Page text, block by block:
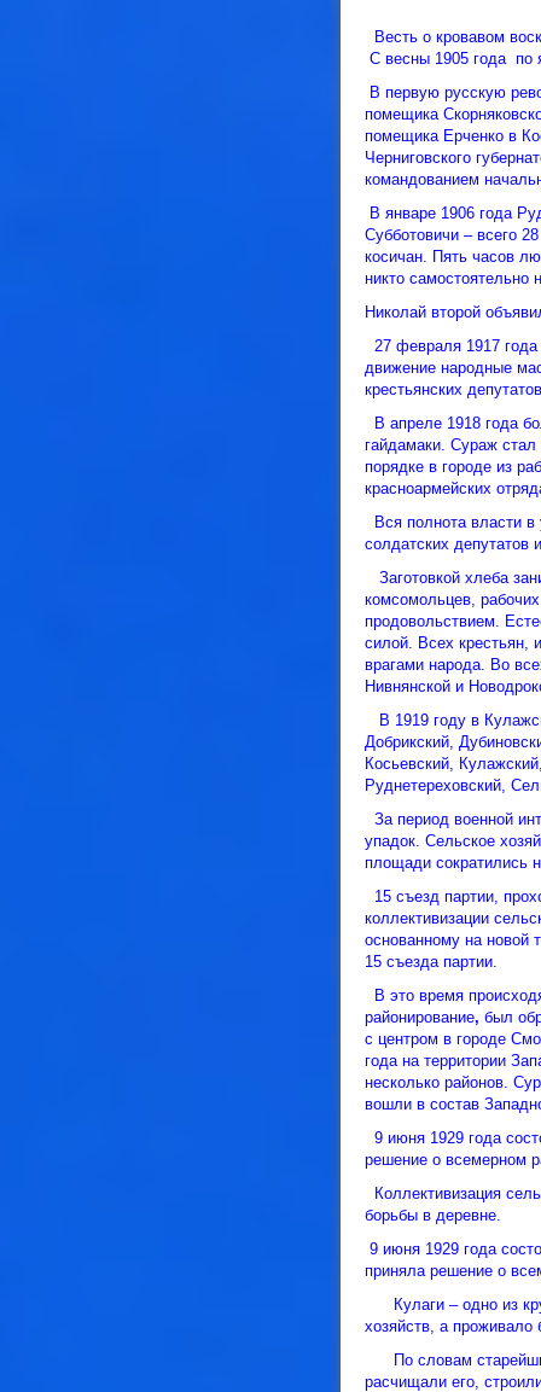
Весть о кровавом
С весны 1905 года по
В первую русскую
помещика
помещика Ерченко в
Черниговского
командованием
В январе 1906 года
Субботовичи – всего
косичан. Пять часов
никто самостоятельно
Николай второй
27 февраля 1917
движение народные
крестьянских
В апреле 1918 года
гайдамаки. Сураж
порядке в городе из
красноармейских
Вся полнота власти
солдатских депутатов
Заготовкой хлеба
комсомольцев,
продовольствием.
силой. Всех крестьян,
врагами народа. Во
Нивнянской и
В 1919 году в
Добрикский,
Косьевский,
Руднетереховский,
За период военной
упадок. Сельское
площади сократились
15 съезд партии,
коллективизации
основанному на новой
15 съезда партии.
В это время
районирование, был
с центром в городе
года на территории
несколько районов.
вошли в состав
9 июня 1929 года
решение о всемерном
Коллективизация
борьбы в деревне.
9 июня 1929 года
приняла решение о
Кулаги – одно из
хозяйств, а
По словам
расчищали его,